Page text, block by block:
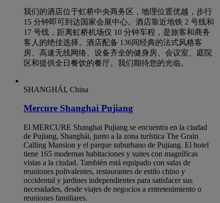
我们的酒店位于虹桥中央商务区，地理位置优越，步行
15 分钟即可到达国家会展中心。酒店靠近地铁 2 号线和
17 号线，距离虹桥机场仅 10 分钟车程，是旅客和商务
客人的绝佳选择。酒店配备 136间经典的法式风格客
房、高速无线网络、设备齐全的健身房、会议室、庭院
区和提供全日餐饮的餐厅。我们期待您的光临。
SHANGHÁI, China
Mercure Shanghai Pujiang
El MERCURE Shanghai Pujiang se encuentra en la ciudad
de Pujiang, Shanghái, junto a la zona turística The Grain
Calling Mansion y el parque suburbano de Pujiang. El hotel
tiene 165 modernas habitaciones y suites con magníficas
vistas a la ciudad. También está equipado con salas de
reuniones polivalentes, restaurantes de estilo chino y
occidental y jardines independientes para satisfacer sus
necesidades, desde viajes de negocios a entretenimiento o
reuniones familiares.